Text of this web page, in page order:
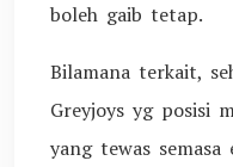
boleh gaib tetap.
Bilamana terkait,
Greyjoys yg posisi
yang tewas